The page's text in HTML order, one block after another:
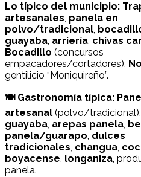
Lo típico del municipio:
artesanales, panela en
polvo/tradicional,
guayaba, arriería, chivas
Bocadillo (concursos
empacadores/cortadores),
gentilicio “Moniquireño”.
🍽️ Gastronomía típica:
artesanal (polvo/tradicional),
guayaba, arepas panela,
panela/guarapo, dulces
tradicionales, changua,
boyacense, longaniza,
panela.